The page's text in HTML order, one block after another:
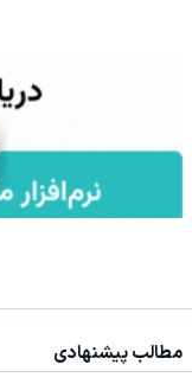
مطالب پیشنهادی